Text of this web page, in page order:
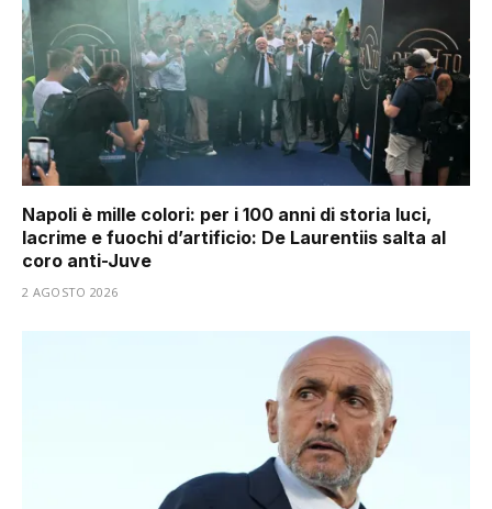
Napoli è mille colori: per i 100 anni di storia luci,
lacrime e fuochi d’artificio: De Laurentiis salta al
coro anti-Juve
2 AGOSTO 2026